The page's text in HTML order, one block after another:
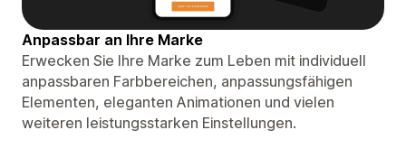
Anpassbar an Ihre Marke
Erwecken Sie Ihre Marke zum Leben mit individuell
anpassbaren Farbbereichen, anpassungsfähigen
Elementen, eleganten Animationen und vielen
weiteren leistungsstarken Einstellungen.